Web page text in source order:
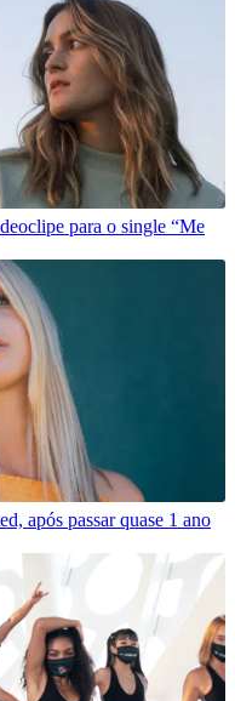
para o single “Me
após passar quase 1 ano